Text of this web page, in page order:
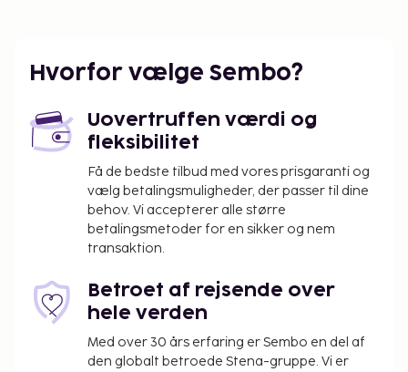
voksne og 3 USD for børn (cirkapriser)
Ovenstående liste er muligvis ikke fuldstændig.
Gebyrer og depositummer inkluderer muligvis ikke
skat og kan ændres uden varsel.
Der er ikke varmt vand på stedet.
Hvorfor vælge Sembo?
Uovertruffen værdi og
fleksibilitet
Få de bedste tilbud med vores prisgaranti og
vælg betalingsmuligheder, der passer til dine
behov. Vi accepterer alle større
betalingsmetoder for en sikker og nem
transaktion.
Betroet af rejsende over
hele verden
Med over 30 års erfaring er Sembo en del af
den globalt betroede Stena-gruppe. Vi er